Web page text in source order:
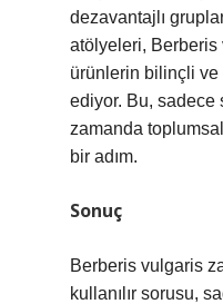
dezavantajlı
atölyeleri, Berberis
ürünlerin bilinçli ve
ediyor. Bu, sadece
zamanda
bir adım.
Sonuç
Berberis vulgaris
kullanılır sorusu,